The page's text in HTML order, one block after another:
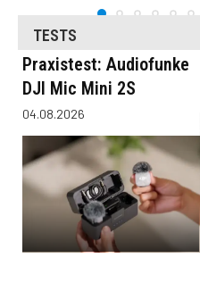
TESTS
Praxistest: Audiofunke
DJI Mic Mini 2S
04.08.2026